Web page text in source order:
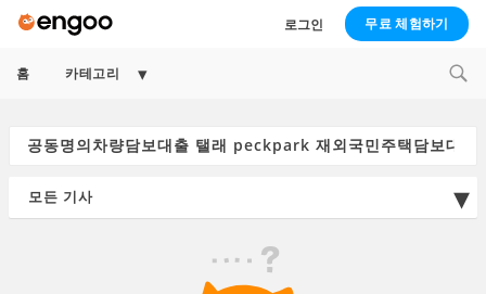
로그인 무료 체험하기
홈 카테고리
Search